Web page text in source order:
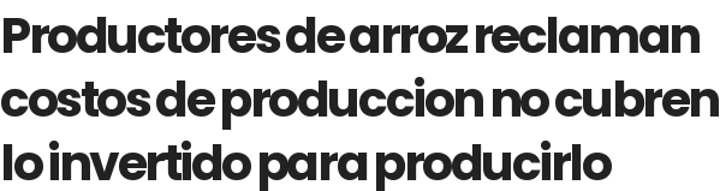
Productores de arroz reclaman
costos de produccion no cubren
lo invertido para producirlo